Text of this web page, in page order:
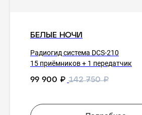
БЕЛЫЕ НОЧИ
Радиогид система DCS-210
15 приёмников + 1 передатчик
99 900 ₽ 142 750 ₽